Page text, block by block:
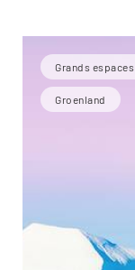
Grands espaces
Groenland